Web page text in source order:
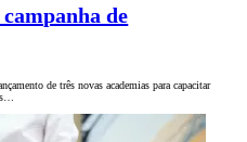
de
de três novas academias para capacitar